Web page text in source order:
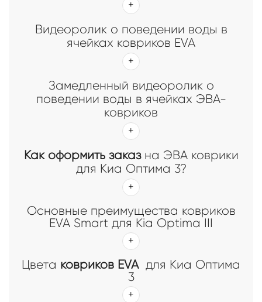
Видеоролик о поведении воды в
ячейках ковриков EVA
Замедленный видеоролик о
поведении воды в ячейках ЭВА-
ковриков
Как оформить заказна ЭВА коврики
для Киа Оптима 3?
Основные преимущества ковриков
EVA Smart для Kia Optima III
Цвета ковриков EVAдля Киа Оптима
3